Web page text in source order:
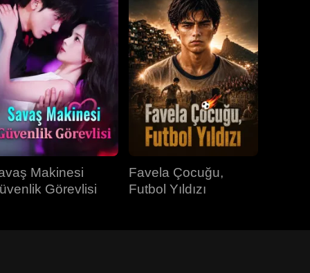
Makinesi
Görevlisi
Favela Çocuğu,
Futbol Yıldızı